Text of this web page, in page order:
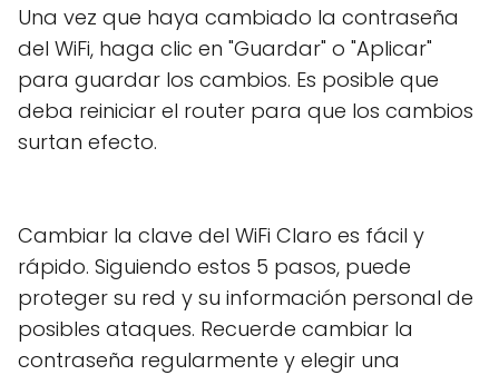
Una vez que haya cambiado la contraseña
del WiFi, haga clic en "Guardar" o "Aplicar"
para guardar los cambios. Es posible que
deba reiniciar el router para que los cambios
surtan efecto.
Cambiar la clave del WiFi Claro es fácil y
rápido. Siguiendo estos 5 pasos, puede
proteger su red y su información personal de
posibles ataques. Recuerde cambiar la
contraseña regularmente y elegir una